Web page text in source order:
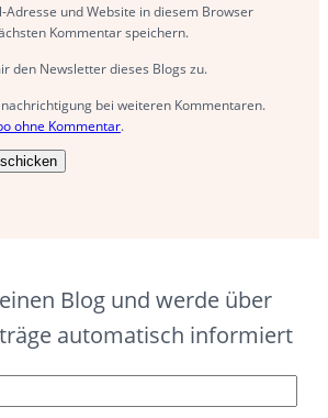
Adresse und Website in diesem Browser
Kommentar speichern.
den Newsletter dieses Blogs zu.
bei weiteren Kommentaren.
ohne Kommentar.
Blog und werde über
automatisch informiert